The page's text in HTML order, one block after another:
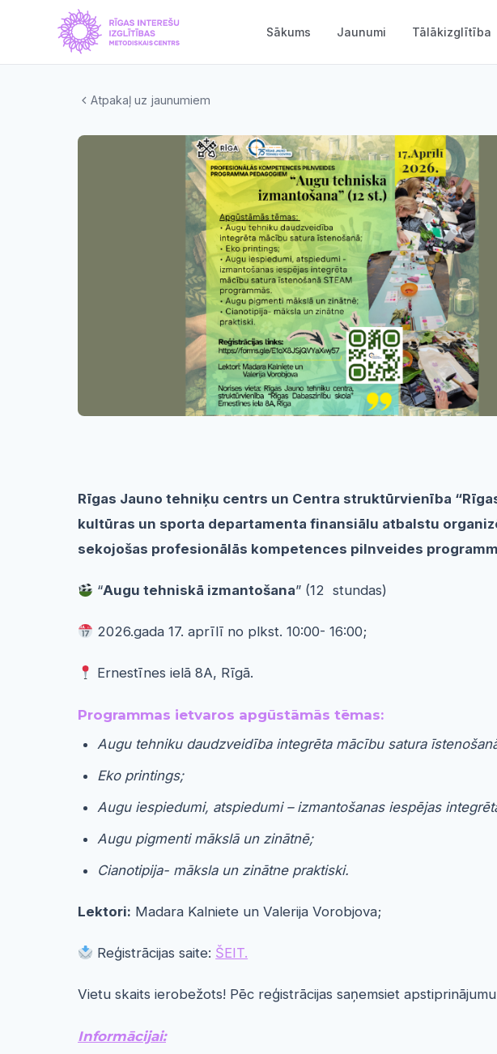
Sākums Jaunumi Tālākizglītība
Atpakaļ uz jaunumiem
Rīgas Jauno tehniķu centrs un Centra struktūrvienība
kultūras un sporta departamenta finansiālu atbalstu
sekojošas profesionālās kompetences pilnveides
“Augu tehniskā izmantošana” (12 stundas)
2026.gada 17. aprīlī no plkst. 10:00- 16:00;
Ernestīnes ielā 8A, Rīgā.
Programmas ietvaros apgūstāmās tēmas:
Augu tehniku daudzveidība integrēta mācību satura
Eko printings;
Augu iespiedumi, atspiedumi – izmantošanas iespējas
Augu pigmenti mākslā un zinātnē;
Cianotipija- māksla un zinātne praktiski.
Lektori: Madara Kalniete un Valerija Vorobjova;
Reģistrācijas saite: ŠEIT.
Vietu skaits ierobežots! Pēc reģistrācijas saņemsiet
Informācijai: